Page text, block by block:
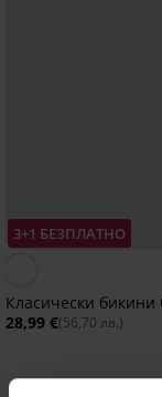
3+1 БЕЗПЛАТНО
Класически бикини
28,99 €(56,70 лв.)